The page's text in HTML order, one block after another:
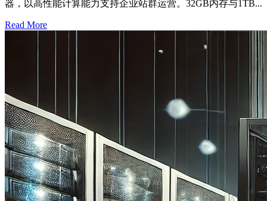
器，以高性能计算能力支持企业站群运营。32GB内存与1TB...
Read More